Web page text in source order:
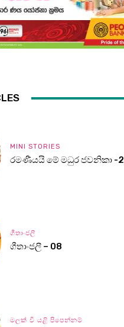
MINI STORIES
රමණීයයි මේ මධුර ජවනිකා -2
ගීතාංජලී
ගීතාංජලී – 08
මලක් වී යළි පිපෙන්නම්